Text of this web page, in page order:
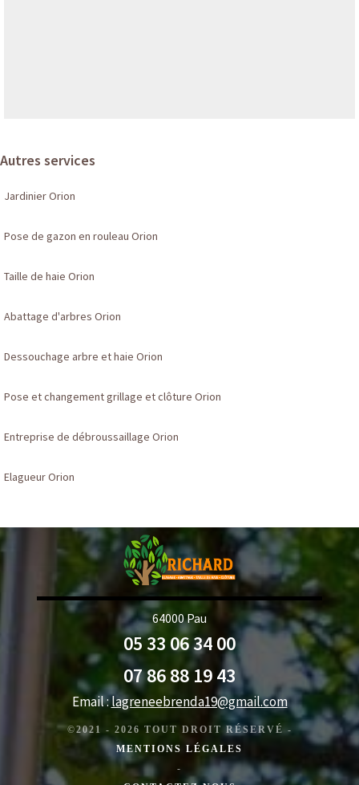
Autres services
Jardinier Orion
Pose de gazon en rouleau Orion
Taille de haie Orion
Abattage d'arbres Orion
Dessouchage arbre et haie Orion
Pose et changement grillage et clôture Orion
Entreprise de débroussaillage Orion
Elagueur Orion
64000 Pau
05 33 06 34 00
07 86 88 19 43
Email :lagreneebrenda19@gmail.com
©2021 - 2026 TOUT DROIT RÉSERVÉ -
MENTIONS LÉGALES
-